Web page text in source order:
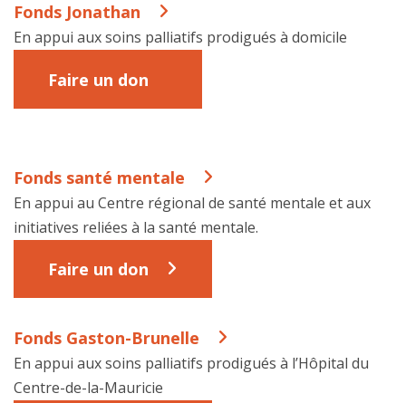
Fonds Jonathan
En appui aux soins palliatifs prodigués à domicile
Faire un don
Fonds santé mentale
En appui au Centre régional de santé mentale et aux
initiatives reliées à la santé mentale.
Faire un don
Fonds Gaston-Brunelle
En appui aux soins palliatifs prodigués à l’Hôpital du
Centre-de-la-Mauricie